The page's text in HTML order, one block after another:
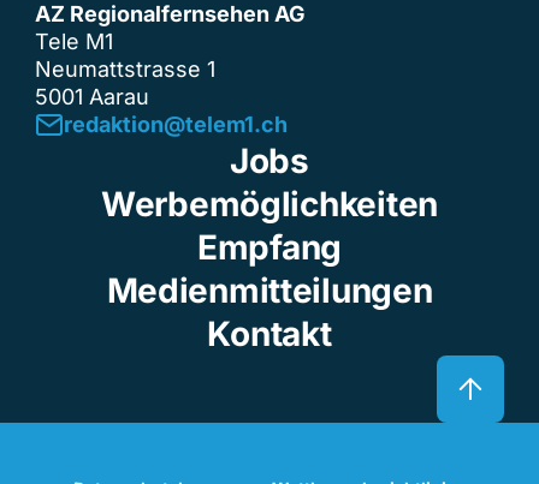
AZ Regionalfernsehen AG
Tele M1
Neumattstrasse 1
5001 Aarau
redaktion@telem1.ch
Jobs
Werbemöglichkeiten
Empfang
Medienmitteilungen
Kontakt